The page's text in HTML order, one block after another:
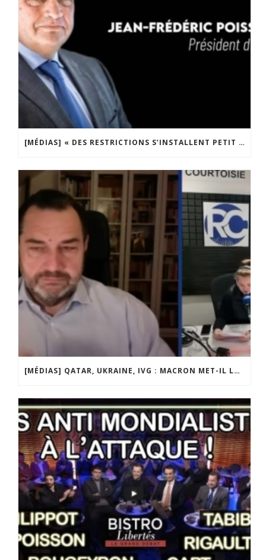
[MÉDIAS] « DES RESTRICTIONS S’INSTALLENT PETIT À PETIT DANS NOTRE PAYS » ENTRETIEN AVEC BOULEVARD VOLTAIRE
[MÉDIAS] QATAR, UKRAINE, IVG : MACRON MET-IL LA FRANCE EN DANGER ? JF POISSON INVITÉ DE LIGNE DROITE SUR RADIO COURTOISIE